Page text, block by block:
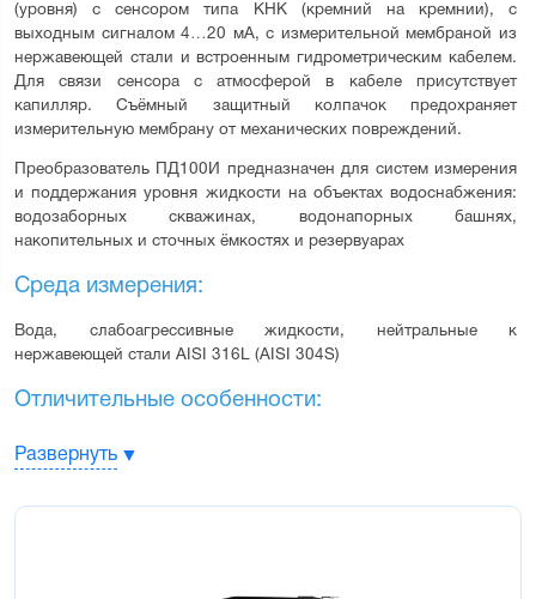
(уровня) с сенсором типа КНК (кремний на кремнии), с
выходным сигналом 4…20 мА, с измерительной мембраной из
нержавеющей стали и встроенным гидрометрическим кабелем.
Для связи сенсора с атмосферой в кабеле присутствует
капилляр. Съёмный защитный колпачок предохраняет
измерительную мембрану от механических повреждений.
Преобразователь ПД100И предназначен для систем измерения
и поддержания уровня жидкости на объектах водоснабжения:
водозаборных скважинах, водонапорных башнях,
накопительных и сточных ёмкостях и резервуарах
Среда измерения:
Вода, слабоагрессивные жидкости, нейтральные к
нержавеющей стали AISI 316L (AISI 304S)
Отличительные особенности:
лазерной сваркой
Развернуть